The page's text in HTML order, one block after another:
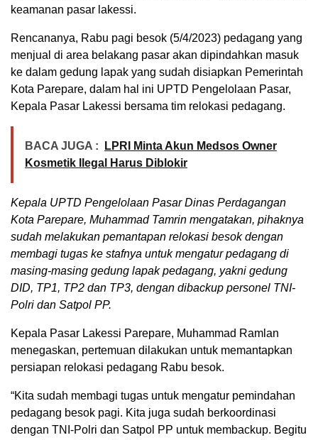
keamanan pasar lakessi.
Rencananya, Rabu pagi besok (5/4/2023) pedagang yang
menjual di area belakang pasar akan dipindahkan masuk
ke dalam gedung lapak yang sudah disiapkan Pemerintah
Kota Parepare, dalam hal ini UPTD Pengelolaan Pasar,
Kepala Pasar Lakessi bersama tim relokasi pedagang.
BACA JUGA :
LPRI Minta Akun Medsos Owner
Kosmetik Ilegal Harus Diblokir
Kepala UPTD Pengelolaan Pasar Dinas Perdagangan
Kota Parepare, Muhammad Tamrin mengatakan, pihaknya
sudah melakukan pemantapan relokasi besok dengan
membagi tugas ke stafnya untuk mengatur pedagang di
masing-masing gedung lapak pedagang, yakni gedung
DID, TP1, TP2 dan TP3, dengan dibackup personel TNI-
Polri dan Satpol PP.
Kepala Pasar Lakessi Parepare, Muhammad Ramlan
menegaskan, pertemuan dilakukan untuk memantapkan
persiapan relokasi pedagang Rabu besok.
“Kita sudah membagi tugas untuk mengatur pemindahan
pedagang besok pagi. Kita juga sudah berkoordinasi
dengan TNI-Polri dan Satpol PP untuk membackup. Begitu